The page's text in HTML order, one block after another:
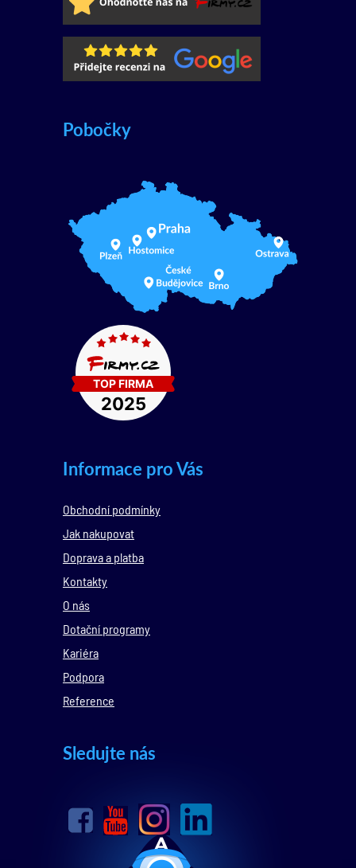
Pobočky
Informace pro Vás
Obchodní podmínky
Jak nakupovat
Doprava a platba
Kontakty
O nás
Dotační programy
Kariéra
Podpora
Reference
Sledujte nás